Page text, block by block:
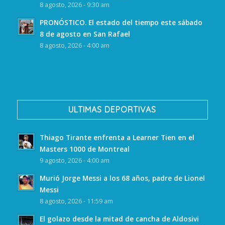
8 agosto, 2026 - 9:30 am
PRONÓSTICO. El estado del tiempo este sábado
8 de agosto en San Rafael
8 agosto, 2026 - 4:00 am
ULTIMAS DEPORTIVAS
Thiago Tirante enfrenta a Learner Tien en el
Masters 1000 de Montreal
9 agosto, 2026 - 4:00 am
Murió Jorge Messi a los 68 años, padre de Lionel
Messi
8 agosto, 2026 - 11:59 am
El golazo desde la mitad de cancha de Aldosivi